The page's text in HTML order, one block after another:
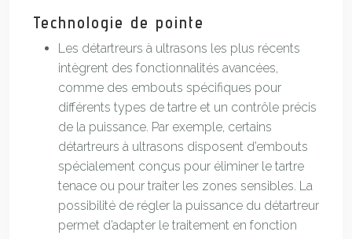
Technologie de pointe
Les détartreurs à ultrasons les plus récents
intègrent des fonctionnalités avancées,
comme des embouts spécifiques pour
différents types de tartre et un contrôle précis
de la puissance. Par exemple, certains
détartreurs à ultrasons disposent d’embouts
spécialement conçus pour éliminer le tartre
tenace ou pour traiter les zones sensibles. La
possibilité de régler la puissance du détartreur
permet d’adapter le traitement en fonction